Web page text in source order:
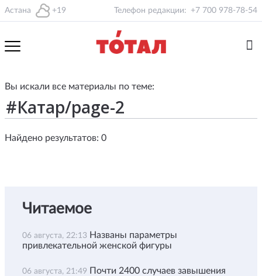
Астана +19 Телефон редакции: +7 700 978-78-54
Вы искали все материалы по теме:
Найдено результатов: 0
Читаемое
06 августа, 22:13 Названы параметры
привлекательной женской фигуры
06 августа, 21:49 Почти 2400 случаев завышения